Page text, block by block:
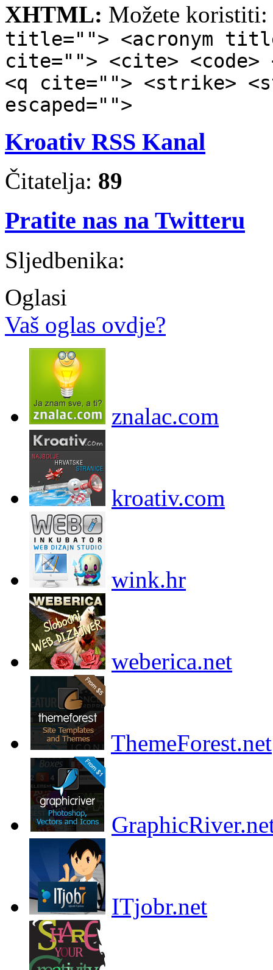
XHTML: Možete koristiti:
title=""> <acronym
cite=""> <cite> <code>
<q cite=""> <strike>
escaped="">
Kroativ RSS Kanal
Čitatelja: 89
Pratite nas na Twitteru
Sljedbenika:
Oglasi
Vaš oglas ovdje?
znalac.com
kroativ.com
wink.hr
weberica.net
ThemeForest.net
ITjobr.net